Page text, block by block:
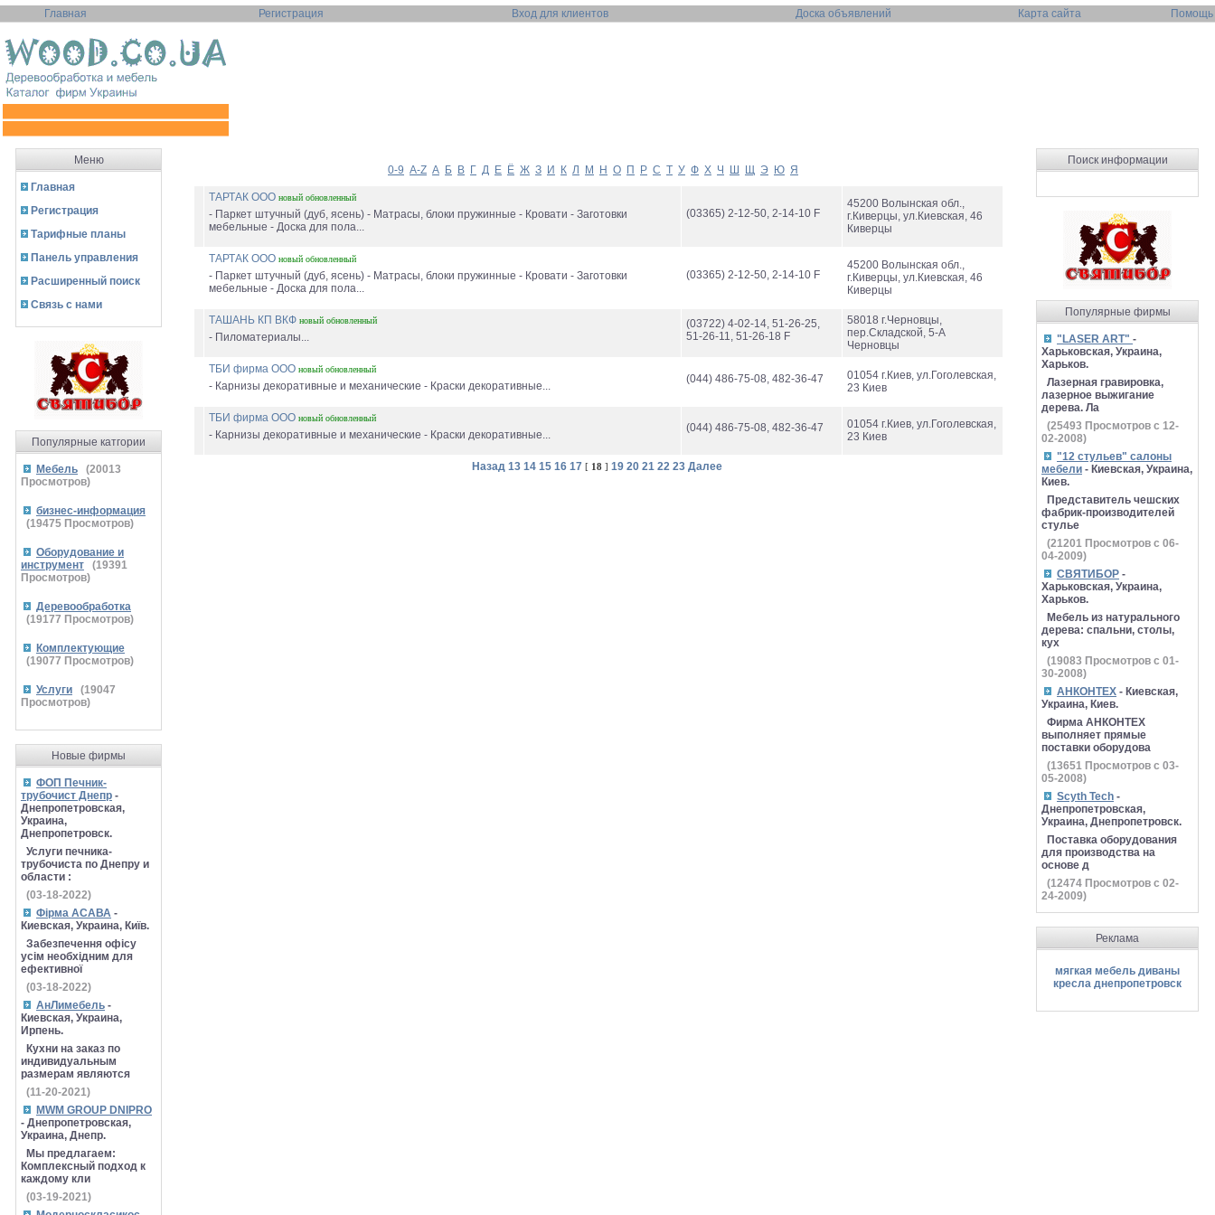
Главная Регистрация Вход для клиентов Доска объявлений Карта сайта Помощь
Меню
Главная
Регистрация
Тарифные планы
Панель управления
Расширенный поиск
Связь с нами
Популярные катгории
Мебель (20013
Просмотров)
бизнес-информация
(19475 Просмотров)
Оборудование и
инструмент
(19391
Просмотров)
Деревообработка
(19177 Просмотров)
Комплектующие
(19077 Просмотров)
Услуги (19047
Просмотров)
Новые фирмы
ФОП Печник-
трубочист Днепр -
Днепропетровская,
Украина,
Днепропетровск.
Услуги печника-
трубочиста по Днепру и
области :
(03-18-2022)
Фірма АСАВА -
Киевская, Украина, Київ.
Забезпечення офісу
усім необхідним для
ефективної
(03-18-2022)
АнЛимебель -
Киевская, Украина,
Ирпень.
Кухни на заказ по
индивидуальным
размерам являются
(11-20-2021)
MWM GROUP DNIPRO
- Днепропетровская,
Украина, Днепр.
Мы предлагаем:
Комплексный подход к
каждому кли
(03-19-2021)
0-9 A-Z А Б В Г Д Е Ё Ж З И К Л М Н О П Р С Т У Ф Х Ч Ш Щ Э Ю Я
ТАРТАК ООО новый обновленный
- Паркет штучный (дуб, ясень) - Матрасы, блоки пружинные - Кровати - Заготовки
мебельные - Доска для пола...
(03365) 2-12-50, 2-14-10 F
45200 Волынская обл.,
г.Киверцы, ул.Киевская, 46
Киверцы
ТАРТАК ООО новый обновленный
- Паркет штучный (дуб, ясень) - Матрасы, блоки пружинные - Кровати - Заготовки
мебельные - Доска для пола...
(03365) 2-12-50, 2-14-10 F
45200 Волынская обл.,
г.Киверцы, ул.Киевская, 46
Киверцы
ТАШАНЬ КП ВКФ новый обновленный
- Пиломатериалы...
(03722) 4-02-14, 51-26-25,
51-26-11, 51-26-18 F
58018 г.Черновцы,
пер.Складской, 5-А
Черновцы
ТБИ фирма ООО новый обновленный
- Карнизы декоративные и механические - Краски декоративные...
(044) 486-75-08, 482-36-47
01054 г.Киев, ул.Гоголевская,
23 Киев
ТБИ фирма ООО новый обновленный
- Карнизы декоративные и механические - Краски декоративные...
(044) 486-75-08, 482-36-47
01054 г.Киев, ул.Гоголевская,
23 Киев
Назад 13 14 15 16 17 [ 18 ] 19 20 21 22 23 Далее
Поиск информации
Популярные фирмы
"LASER ART" -
Харьковская, Украина,
Харьков.
Лазерная гравировка,
лазерное выжигание
дерева. Ла
(25493 Просмотров с 12-
02-2008)
"12 стульев" салоны
мебели - Киевская, Украина,
Киев.
Представитель чешских
фабрик-производителей
стулье
(21201 Просмотров с 06-
04-2009)
СВЯТИБОР -
Харьковская, Украина,
Харьков.
Мебель из натурального
дерева: спальни, столы,
кух
(19083 Просмотров с 01-
30-2008)
АНКОНТЕХ - Киевская,
Украина, Киев.
Фирма АНКОНТЕХ
выполняет прямые
поставки оборудова
(13651 Просмотров с 03-
05-2008)
Scyth Tech -
Днепропетровская,
Украина, Днепропетровск.
Поставка оборудования
для производства на
основе д
(12474 Просмотров с 02-
24-2009)
Реклама
мягкая мебель диваны
кресла днепропетровск